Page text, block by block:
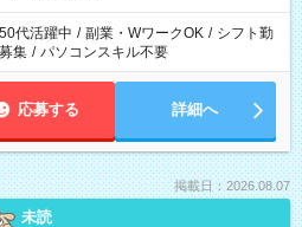
代活躍中 / 副業・WワークOK / シフト勤
集 / パソコンスキル不要
応募する 詳細へ
掲載日：2026.08.07
未読